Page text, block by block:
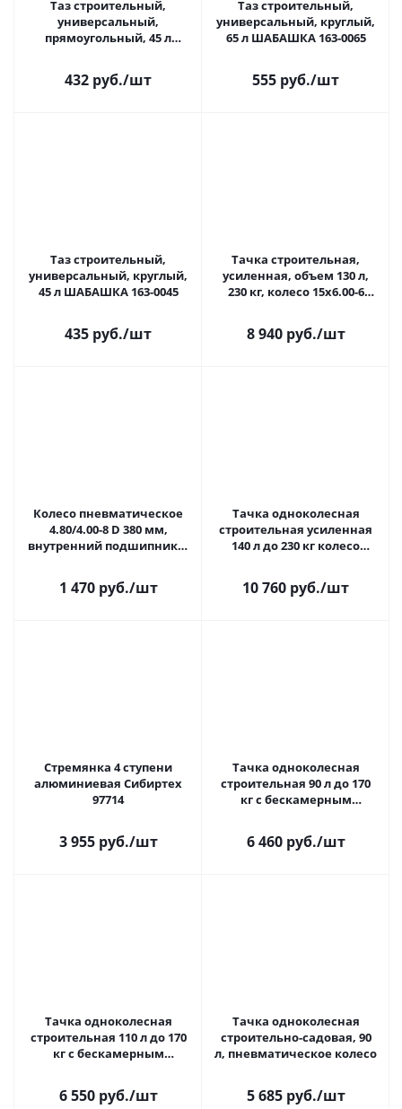
Таз строительный,
универсальный,
прямоугольный, 45 л
432 руб./шт
Таз строительный,
универсальный, круглый,
65 л ШАБАШКА 163-0065
555 руб./шт
Таз строительный,
универсальный, круглый,
45 л ШАБАШКА 163-0045
435 руб./шт
Тачка строительная,
усиленная, объем 130 л,
230 кг, колесо 15х6.00-6
8 940 руб./шт
Колесо пневматическое
4.80/4.00-8 D 380 мм,
внутренний подшипник D
Palisad
1 470 руб./шт
Тачка одноколесная
строительная усиленная
140 л до 230 кг колесо
10 760 руб./шт
Стремянка 4 ступени
алюминиевая Сибиртех
97714
3 955 руб./шт
Тачка одноколесная
строительная 90 л до 170
кг с бескамерным
6 460 руб./шт
Тачка одноколесная
строительная 110 л до 170
кг с бескамерным
6 550 руб./шт
Тачка одноколесная
строительно-садовая, 90
л, пневматическое колесо
5 685 руб./шт